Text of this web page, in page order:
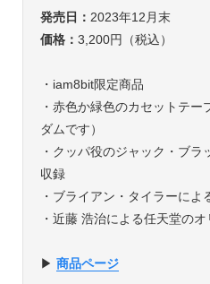
発売日： 2023年12月末
価格： 3,200円（税込）
・iam8bit限定商品
・赤色か緑色のカセットテ
ダムです）
・クッパ役のジャック・ブ
収録
・ブライアン・タイラーによ
・近藤 浩治による任天堂の
▶︎ 商品ページ